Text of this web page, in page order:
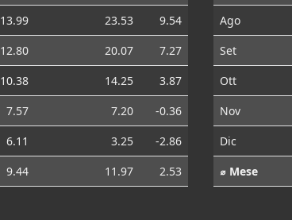
13.99 23.53
9.54
12.80 20.07
7.27
10.38 14.25
3.87
7.57 7.20
-0.36
6.11 3.25
-2.86
9.44 11.97 2.53
Ago
Set
Ott
Nov
Dic
⌀ Mese